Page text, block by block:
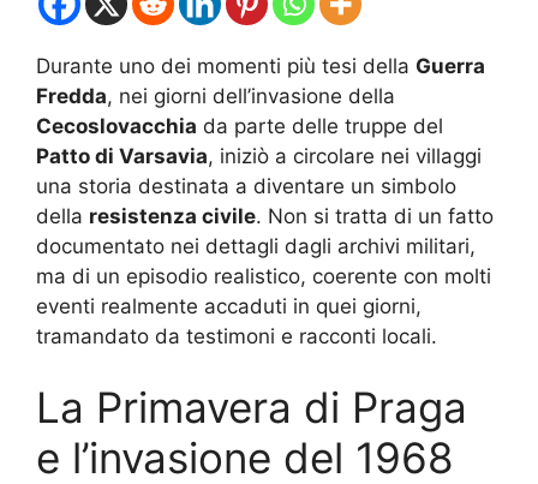
Durante uno dei momenti più tesi della Guerra
Fredda, nei giorni dell’invasione della
Cecoslovacchia da parte delle truppe del
Patto di Varsavia, iniziò a circolare nei villaggi
una storia destinata a diventare un simbolo
della resistenza civile. Non si tratta di un fatto
documentato nei dettagli dagli archivi militari,
ma di un episodio realistico, coerente con molti
eventi realmente accaduti in quei giorni,
tramandato da testimoni e racconti locali.
La Primavera di Praga
e l’invasione del 1968